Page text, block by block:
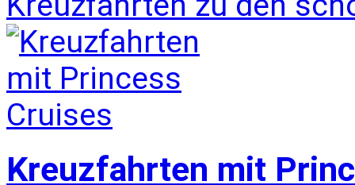
Kreuzfahrten mit